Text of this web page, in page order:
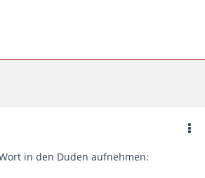
in den Duden aufnehmen: